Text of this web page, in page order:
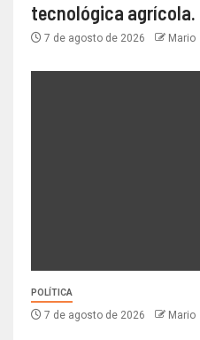
tecnológica agrícola.
7 de agosto de 2026 Mario
POLÍTICA
7 de agosto de 2026 Mario